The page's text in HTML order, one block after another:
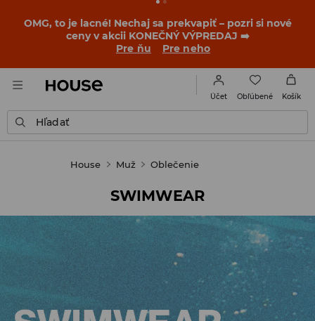
BACK TO SCHOOL📒
Tie najlepšie príbehy sa začínajú
ešte pred prvým zvonením. Začni školský rok v novom
outfite!
Pre ňu
Pre neho
Účet Obľúbené Košík
Hľadať
House Muž Oblečenie
SWIMWEAR